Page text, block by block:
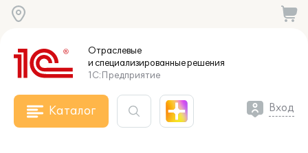
Отраслевые
и специализированныерешения
1С:Предприятие
Каталог Вход